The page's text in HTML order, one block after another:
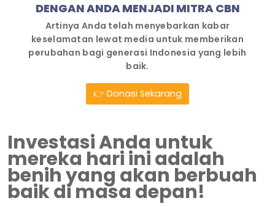
DENGAN ANDA MENJADI MITRA CBN
Artinya Anda telah menyebarkan kabar
keselamatan lewat media untuk memberikan
perubahan bagi generasi Indonesia yang lebih
baik.
👉 Donasi Sekarang
Investasi Anda untuk
mereka hari ini adalah
benih yang akan berbuah
baik di masa depan!